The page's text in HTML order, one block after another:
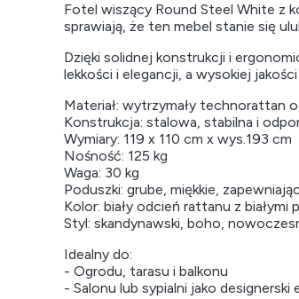
Fotel wiszący Round Steel White z
sprawiają, że ten mebel stanie się
Dzięki solidnej konstrukcji i
lekkości i elegancji, a wysokiej
Materiał: wytrzymały technorattan
Konstrukcja: stalowa, stabilna i
Wymiary: 119 x 110 cm x wys.193 cm
Nośność: 125 kg
Waga: 30 kg
Poduszki: grube, miękkie,
Kolor: biały odcień rattanu z białymi
Styl: skandynawski, boho,
Idealny do:
- Ogrodu, tarasu i balkonu
- Salonu lub sypialni jako